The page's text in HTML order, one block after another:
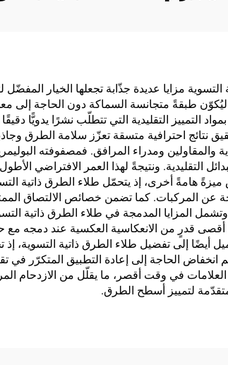
الحبوب،
والمرافق
والتطبيقات
أنماط
مزايا عديدة جذّابة تجعلها الخيار المفضّل
ليُكوّن طبقةً متجانسة السماكة دون الحاجة
التمييز التقليدية التي تتطلّب نشرًا
نتائج احترافية متسقة تعزّز سلامة الطرق
والمقاولين ومدراء المرافق. فمصفوفته
التقليدية. ونتيجةً لهذا العمر الافتراضي
هامةً أخرى، إذ يتحمّل طلاء الطرق ذاتية
عن المركبات. كما تضمن خصائص الالتصاق
وتشمل المزايا المدمجة في طلاء الطرق
قدرٍ من الانعكاسية العكسية عند دمجه مع
تميل أيضًا إلى تفضيل طلاء الطرق ذاتية
انخفاض الحاجة إلى إعادة التطبيق المتكرّر في
في وقت أقصر، ما يقلّل من الازدحام
لتمييز أسطح الطرق.